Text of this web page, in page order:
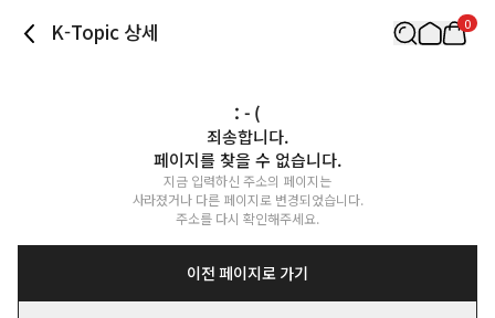
K-Topic 상세 0
: - (
죄송합니다.
페이지를 찾을 수 없습니다.
지금 입력하신 주소의 페이지는
사라졌거나 다른 페이지로 변경되었습니다.
주소를 다시 확인해주세요.
이전 페이지로 가기